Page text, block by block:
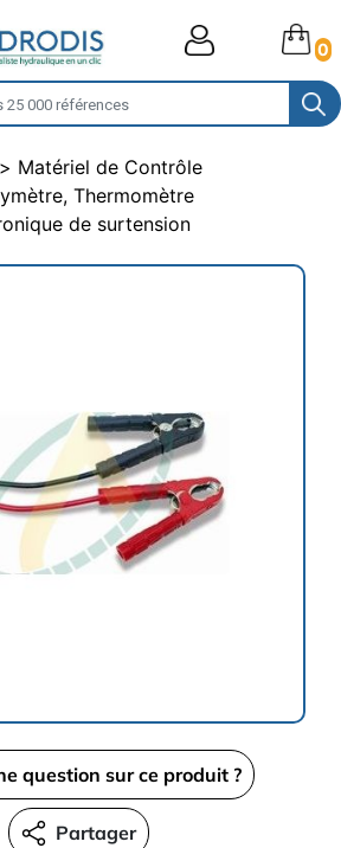
0
Matériel de Contrôle
Thermomètre
de surtension
question sur ce produit ?
Partager